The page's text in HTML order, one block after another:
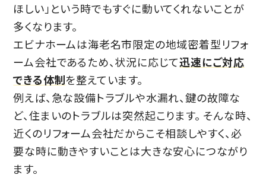
ほしい」という時でもすぐに動いてくれないことが
多くなります。
エビナホームは海老名市限定の地域密着型リフォ
ーム会社であるため、状況に応じて迅速にご対応
できる体制を整えています。
例えば、急な設備トラブルや水漏れ、鍵の故障な
ど、住まいのトラブルは突然起こります。 そんな時、
近くのリフォーム会社だからこそ相談しやすく、必
要な時に動きやすいことは大きな安心につながり
ます。